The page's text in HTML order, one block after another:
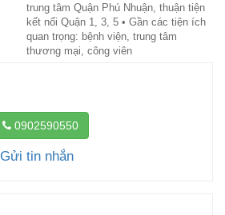
trung tâm Quận Phú Nhuận, thuận tiện
kết nối Quận 1, 3, 5 • Gần các tiện ích
quan trọng: bệnh viện, trung tâm
thương mại, công viên
0902590550
Gửi tin nhắn